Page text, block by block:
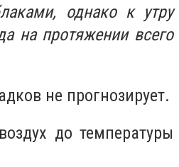
однако к утру
на протяжении всего
не прогнозирует.
до температуры